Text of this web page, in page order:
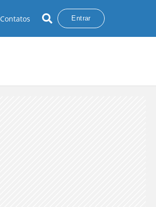
Contatos Entrar